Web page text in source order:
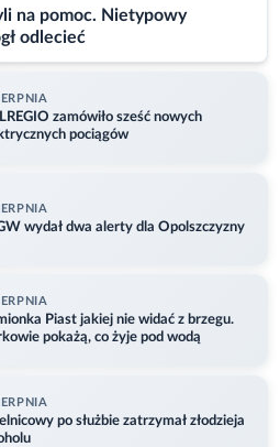
na pomoc. Nietypowy
odlecieć
zamówiło sześć nowych
pociągów
wydał dwa alerty dla Opolszczyzny
Piast jakiej nie widać z brzegu.
pokażą, co żyje pod wodą
po służbie zatrzymał złodzieja